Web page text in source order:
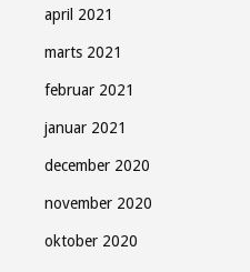
april 2021
marts 2021
februar 2021
januar 2021
december 2020
november 2020
oktober 2020